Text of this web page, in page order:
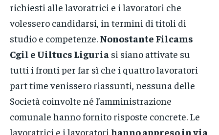
richiesti alle lavoratrici e i lavoratori che
volessero candidarsi, in termini di titoli di
studio e competenze. Nonostante Filcams
Cgil e Uiltucs Liguria si siano attivate su
tutti i fronti per far sì che i quattro lavoratori
part time venissero riassunti, nessuna delle
Società coinvolte né l’amministrazione
comunale hanno fornito risposte concrete. Le
lavoratrici e i lavoratori hanno appreso in via